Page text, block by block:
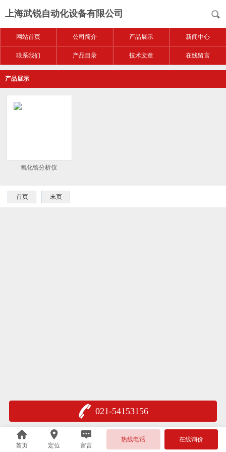
上海武锐自动化设备有限公司
网站首页 公司简介 产品展示 新闻中心
联系我们 产品目录 技术文章 在线留言
产品展示
氧化锆分析仪
首页 末页
021-54153156
首页 定位 留言
热线电话 在线询价